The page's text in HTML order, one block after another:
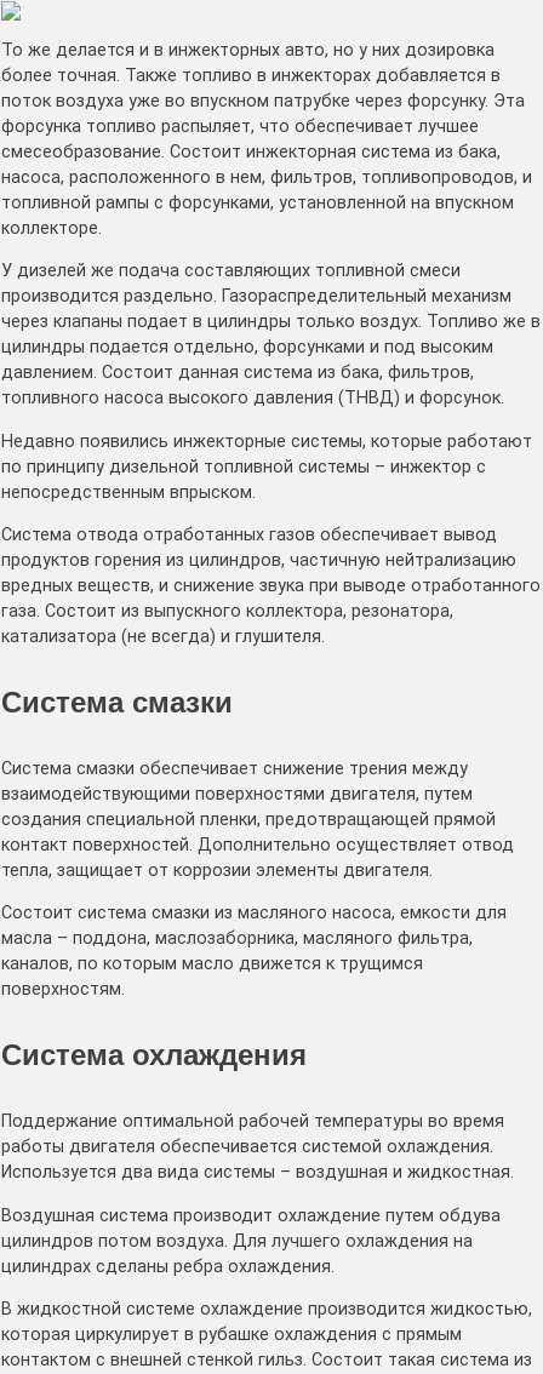
То же делается и в инжекторных авто, но у них дозировка
более точная. Также топливо в инжекторах добавляется в
поток воздуха уже во впускном патрубке через форсунку. Эта
форсунка топливо распыляет, что обеспечивает лучшее
смесеобразование. Состоит инжекторная система из бака,
насоса, расположенного в нем, фильтров, топливопроводов, и
топливной рампы с форсунками, установленной на впускном
коллекторе.
У дизелей же подача составляющих топливной смеси
производится раздельно. Газораспределительный механизм
через клапаны подает в цилиндры только воздух. Топливо же в
цилиндры подается отдельно, форсунками и под высоким
давлением. Состоит данная система из бака, фильтров,
топливного насоса высокого давления (ТНВД) и форсунок.
Недавно появились инжекторные системы, которые работают
по принципу дизельной топливной системы – инжектор с
непосредственным впрыском.
Система отвода отработанных газов обеспечивает вывод
продуктов горения из цилиндров, частичную нейтрализацию
вредных веществ, и снижение звука при выводе отработанного
газа. Состоит из выпускного коллектора, резонатора,
катализатора (не всегда) и глушителя.
Система смазки
Система смазки обеспечивает снижение трения между
взаимодействующими поверхностями двигателя, путем
создания специальной пленки, предотвращающей прямой
контакт поверхностей. Дополнительно осуществляет отвод
тепла, защищает от коррозии элементы двигателя.
Состоит система смазки из масляного насоса, емкости для
масла – поддона, маслозаборника, масляного фильтра,
каналов, по которым масло движется к трущимся
поверхностям.
Система охлаждения
Поддержание оптимальной рабочей температуры во время
работы двигателя обеспечивается системой охлаждения.
Используется два вида системы – воздушная и жидкостная.
Воздушная система производит охлаждение путем обдува
цилиндров потом воздуха. Для лучшего охлаждения на
цилиндрах сделаны ребра охлаждения.
В жидкостной системе охлаждение производится жидкостью,
которая циркулирует в рубашке охлаждения с прямым
контактом с внешней стенкой гильз. Состоит такая система из